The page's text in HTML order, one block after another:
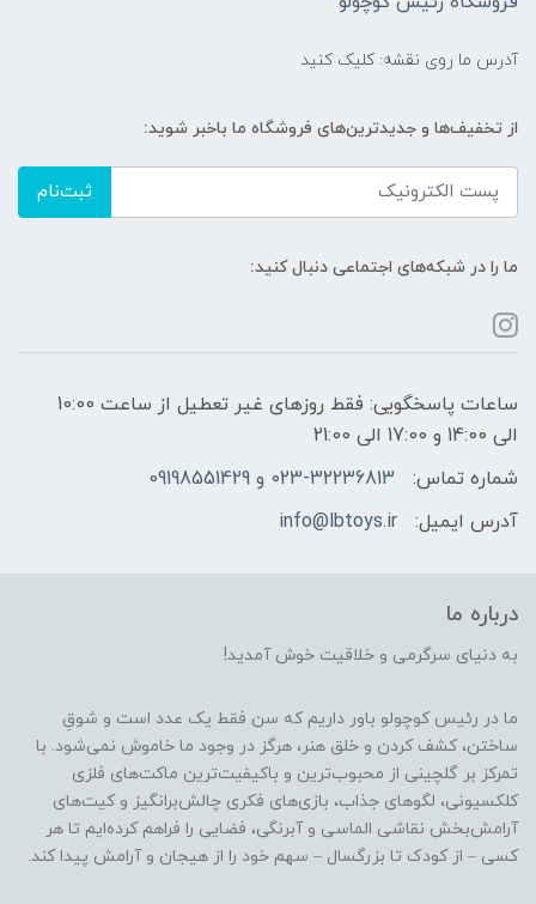
آدرس ما روی نقشه: کلیک کنید
از تخفیف‌ها و جدیدترین‌های فروشگاه ما باخبر شوید:
ثبت‌نام
ما را در شبکه‌های اجتماعی دنبال کنید:
ساعات پاسخگویی: فقط روزهای غیر تعطیل از ساعت 10:00
الی 14:00 و 17:00 الی 21:00
شماره تماس:
023-32236813 و 09198551429
آدرس ایمیل:
info@lbtoys.ir
درباره ما
به دنیای سرگرمی و خلاقیت خوش آمدید!
ما در رئیس کوچولو باور داریم که سن فقط یک عدد است و شوقِ
ساختن، کشف کردن و خلق هنر، هرگز در وجود ما خاموش نمی‌شود. با
تمرکز بر گلچینی از محبوب‌ترین و باکیفیت‌ترین ماکت‌های فلزی
کلکسیونی، لگوهای جذاب، بازی‌های فکری چالش‌برانگیز و کیت‌های
آرامش‌بخش نقاشی الماسی و آبرنگی، فضایی را فراهم کرده‌ایم تا هر
کسی – از کودک تا بزرگسال – سهم خود را از هیجان و آرامش پیدا کند.